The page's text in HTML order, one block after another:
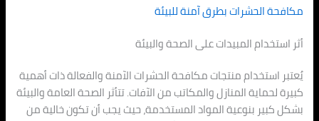
مكافحة الحشرات بطرق آمنة للبيئة
أثر استخدام المبيدات على الصحة والبيئة
يُعتبر استخدام منتجات مكافحة الحشرات الآمنة والفعالة ذات أهمية
كبيرة لحماية المنازل والمكاتب من الآفات. تتأثر الصحة العامة والبيئة
بشكل كبير بنوعية المواد المستخدمة، حيث يجب أن تكون خالية من